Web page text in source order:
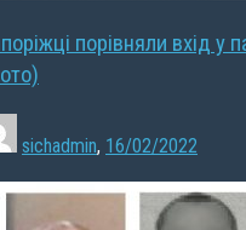
порівняли вхід у
sichadmin, 16/02/2022